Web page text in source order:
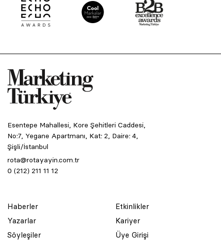
Esentepe Mahallesi, Kore Şehitleri Caddesi,
No:7, Yegane Apartmanı, Kat: 2, Daire: 4,
Şişli/İstanbul
rota@rotayayin.com.tr
0 (212) 211 11 12
Haberler
Yazarlar
Söyleşiler
Etkinlikler
Kariyer
Üye Girişi